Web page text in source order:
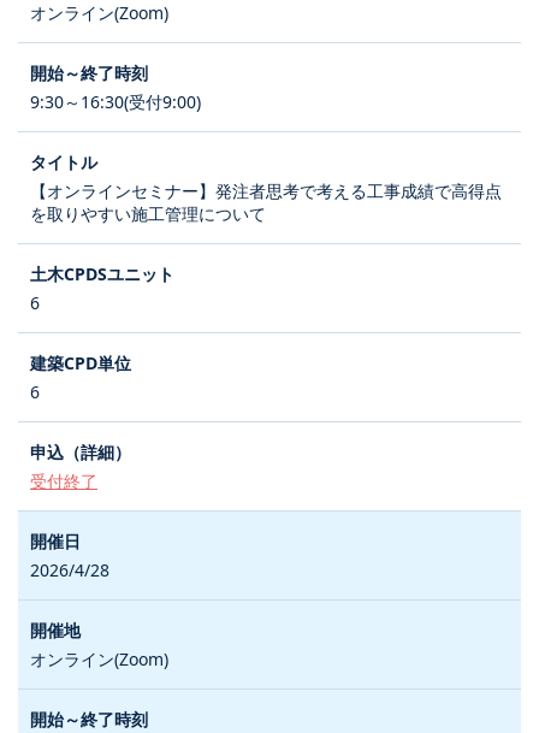
オンライン(Zoom)
9:30～16:30(受付9:00)
【オンラインセミナー】発注者思考で考える工事成績で高得点
を取りやすい施工管理について
6
6
受付終了
2026/4/28
オンライン(Zoom)